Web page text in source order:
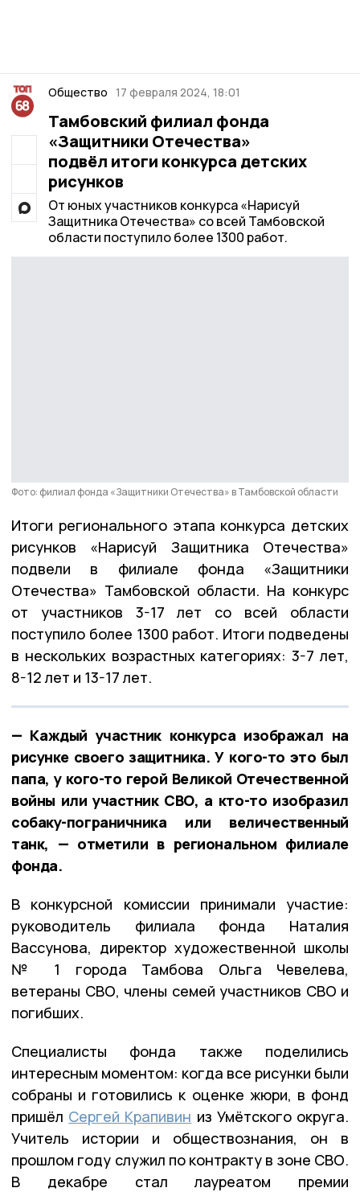
Общество 17 февраля 2024, 18:01
Тамбовский филиал фонда
«Защитники Отечества»
подвёл итоги конкурса детских
рисунков
От юных участников конкурса «Нарисуй
Защитника Отечества» со всей Тамбовской
области поступило более 1300 работ.
Фото: филиал фонда «Защитники Отечества» в Тамбовской области
Итоги регионального этапа конкурса детских
рисунков «Нарисуй Защитника Отечества»
подвели в филиале фонда «Защитники
Отечества» Тамбовской области. На конкурс
от участников 3-17 лет со всей области
поступило более 1300 работ. Итоги подведены
в нескольких возрастных категориях: 3-7 лет,
8-12 лет и 13-17 лет.
— Каждый участник конкурса изображал на
рисунке своего защитника. У кого-то это был
папа, у кого-то герой Великой Отечественной
войны или участник СВО, а кто-то изобразил
собаку-пограничника или величественный
танк, — отметили в региональном филиале
фонда.
В конкурсной комиссии принимали участие:
руководитель филиала фонда Наталия
Вассунова, директор художественной школы
№ 1 города Тамбова Ольга Чевелева,
ветераны СВО, члены семей участников СВО и
погибших.
Специалисты фонда также поделились
интересным моментом: когда все рисунки были
собраны и готовились к оценке жюри, в фонд
пришёл Сергей Крапивин из Умётского округа.
Учитель истории и обществознания, он в
прошлом году служил по контракту в зоне СВО.
В декабре стал лауреатом премии